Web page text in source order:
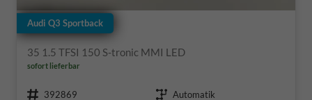
Audi Q3 Sportback
35 1.5 TFSI 150 S-tronic MMI LED
sofort lieferbar
Fahrzeugnr. 392869 Getriebe Automatik